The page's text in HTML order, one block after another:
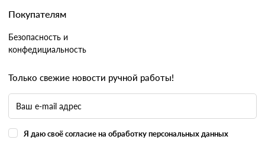
Покупателям
Безопасность и
конфедициальность
Только свежие новости ручной работы!
Я даю своё согласие на обработку персональных данных